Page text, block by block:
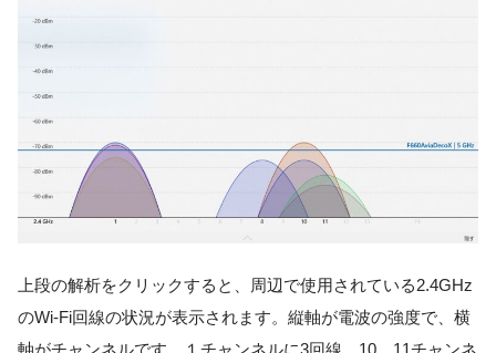
上段の解析をクリックすると、周辺で使用されている2.4GHz
のWi-Fi回線の状況が表示されます。縦軸が電波の強度で、横
軸がチャンネルです。１チャンネルに3回線、10、11チャンネ